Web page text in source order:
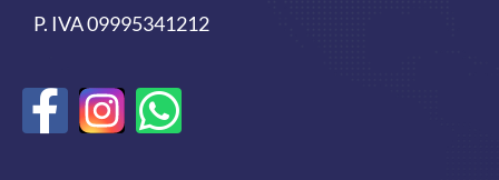
P. IVA 09995341212
F
W